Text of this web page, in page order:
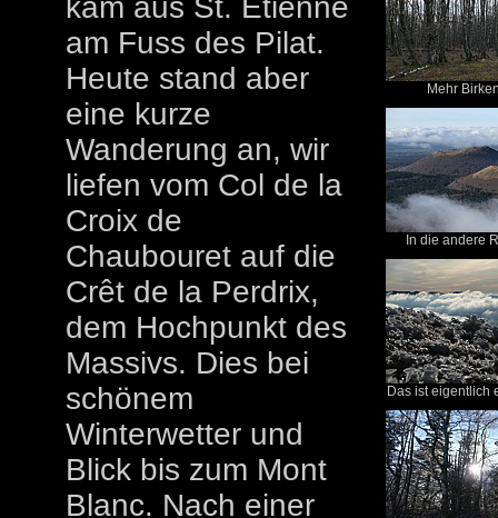
kam aus St. Etienne
am Fuss des Pilat.
Heute stand aber
eine kurze
Wanderung an, wir
liefen vom Col de la
Croix de
Chaubouret auf die
Crêt de la Perdrix,
dem Hochpunkt des
Massivs. Dies bei
schönem
Winterwetter und
Blick bis zum Mont
Blanc. Nach einer
Mehr
In die andere
Das ist eigentlich